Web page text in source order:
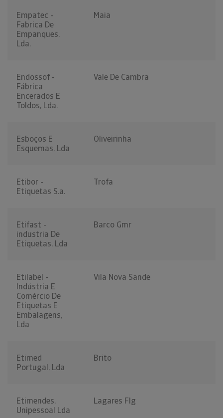
Empatec -
Fabrica De
Empanques,
Lda.
Maia
Endossof -
Fábrica
Encerados E
Toldos, Lda.
Vale De Cambra
Esboços E
Esquemas, Lda
Oliveirinha
Etibor -
Etiquetas S.a.
Trofa
Etifast -
industria De
Etiquetas, Lda
Barco Gmr
Etilabel -
Indústria E
Comércio De
Etiquetas E
Embalagens,
Lda
Vila Nova Sande
Etimed
Portugal, Lda
Brito
Etimendes,
Unipessoal Lda
Lagares Flg